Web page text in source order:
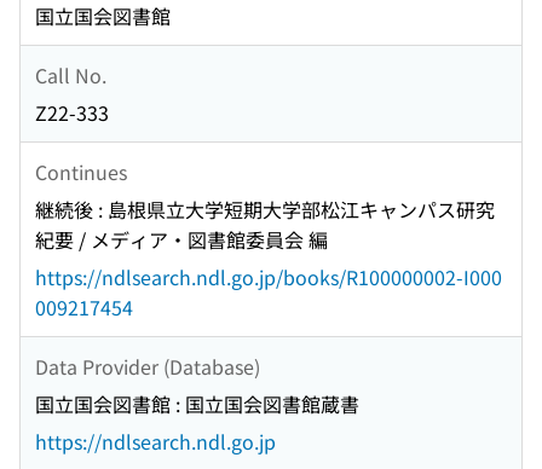
国立国会図書館
Call No.
Z22-333
Continues
継続後 : 島根県立大学短期大学部松江キャンパス研究
紀要 / メディア・図書館委員会 編
https://ndlsearch.ndl.go.jp/books/R100000002-I000
009217454
Data Provider (Database)
国立国会図書館 : 国立国会図書館蔵書
https://ndlsearch.ndl.go.jp